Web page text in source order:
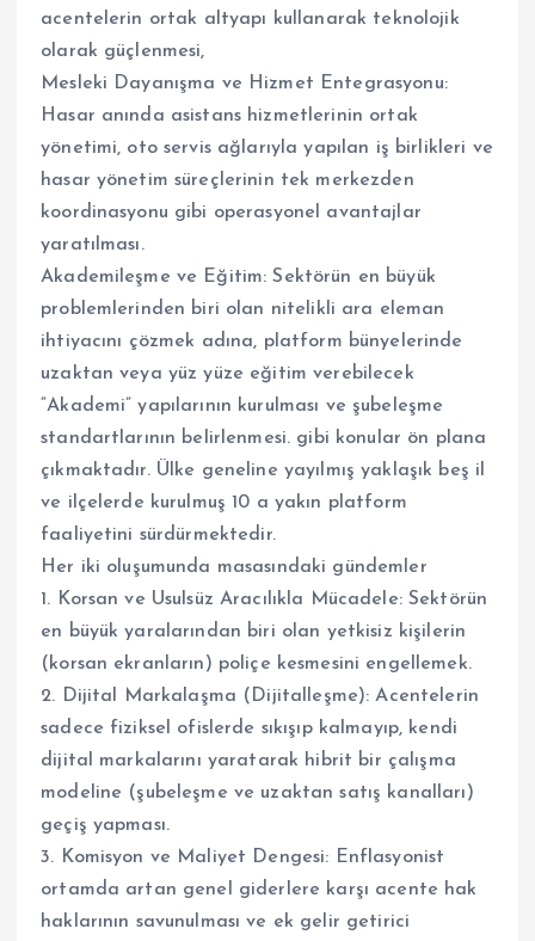
acentelerin ortak altyapı kullanarak teknolojik
olarak güçlenmesi,
​Mesleki Dayanışma ve Hizmet Entegrasyonu:
Hasar anında asistans hizmetlerinin ortak
yönetimi, oto servis ağlarıyla yapılan iş birlikleri ve
hasar yönetim süreçlerinin tek merkezden
koordinasyonu gibi operasyonel avantajlar
yaratılması.
​Akademileşme ve Eğitim: Sektörün en büyük
problemlerinden biri olan nitelikli ara eleman
ihtiyacını çözmek adına, platform bünyelerinde
uzaktan veya yüz yüze eğitim verebilecek
“Akademi” yapılarının kurulması ve şubeleşme
standartlarının belirlenmesi. gibi konular ön plana
çıkmaktadır. Ülke geneline yayılmış yaklaşık beş il
ve ilçelerde kurulmuş 10 a yakın platform
faaliyetini sürdürmektedir.
Her iki oluşumunda masasındaki gündemler
​1. Korsan ve Usulsüz Aracılıkla Mücadele: Sektörün
en büyük yaralarından biri olan yetkisiz kişilerin
(korsan ekranların) poliçe kesmesini engellemek.
2. Dijital Markalaşma (Dijitalleşme): Acentelerin
sadece fiziksel ofislerde sıkışıp kalmayıp, kendi
dijital markalarını yaratarak hibrit bir çalışma
modeline (şubeleşme ve uzaktan satış kanalları)
geçiş yapması.
3. Komisyon ve Maliyet Dengesi: Enflasyonist
ortamda artan genel giderlere karşı acente hak
haklarının savunulması ve ek gelir getirici